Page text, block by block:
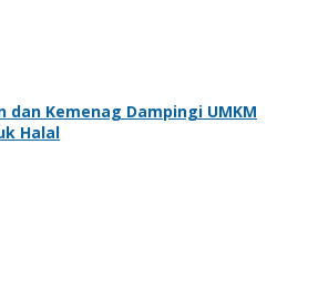
dan Kemenag Dampingi UMKM
Halal